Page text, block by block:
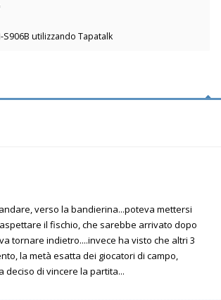
utilizzando Tapatalk
verso la bandierina...poteva mettersi
il fischio, che sarebbe arrivato dopo
tornare indietro....invece ha visto che altri 3
la metà esatta dei giocatori di campo,
deciso di vincere la partita...